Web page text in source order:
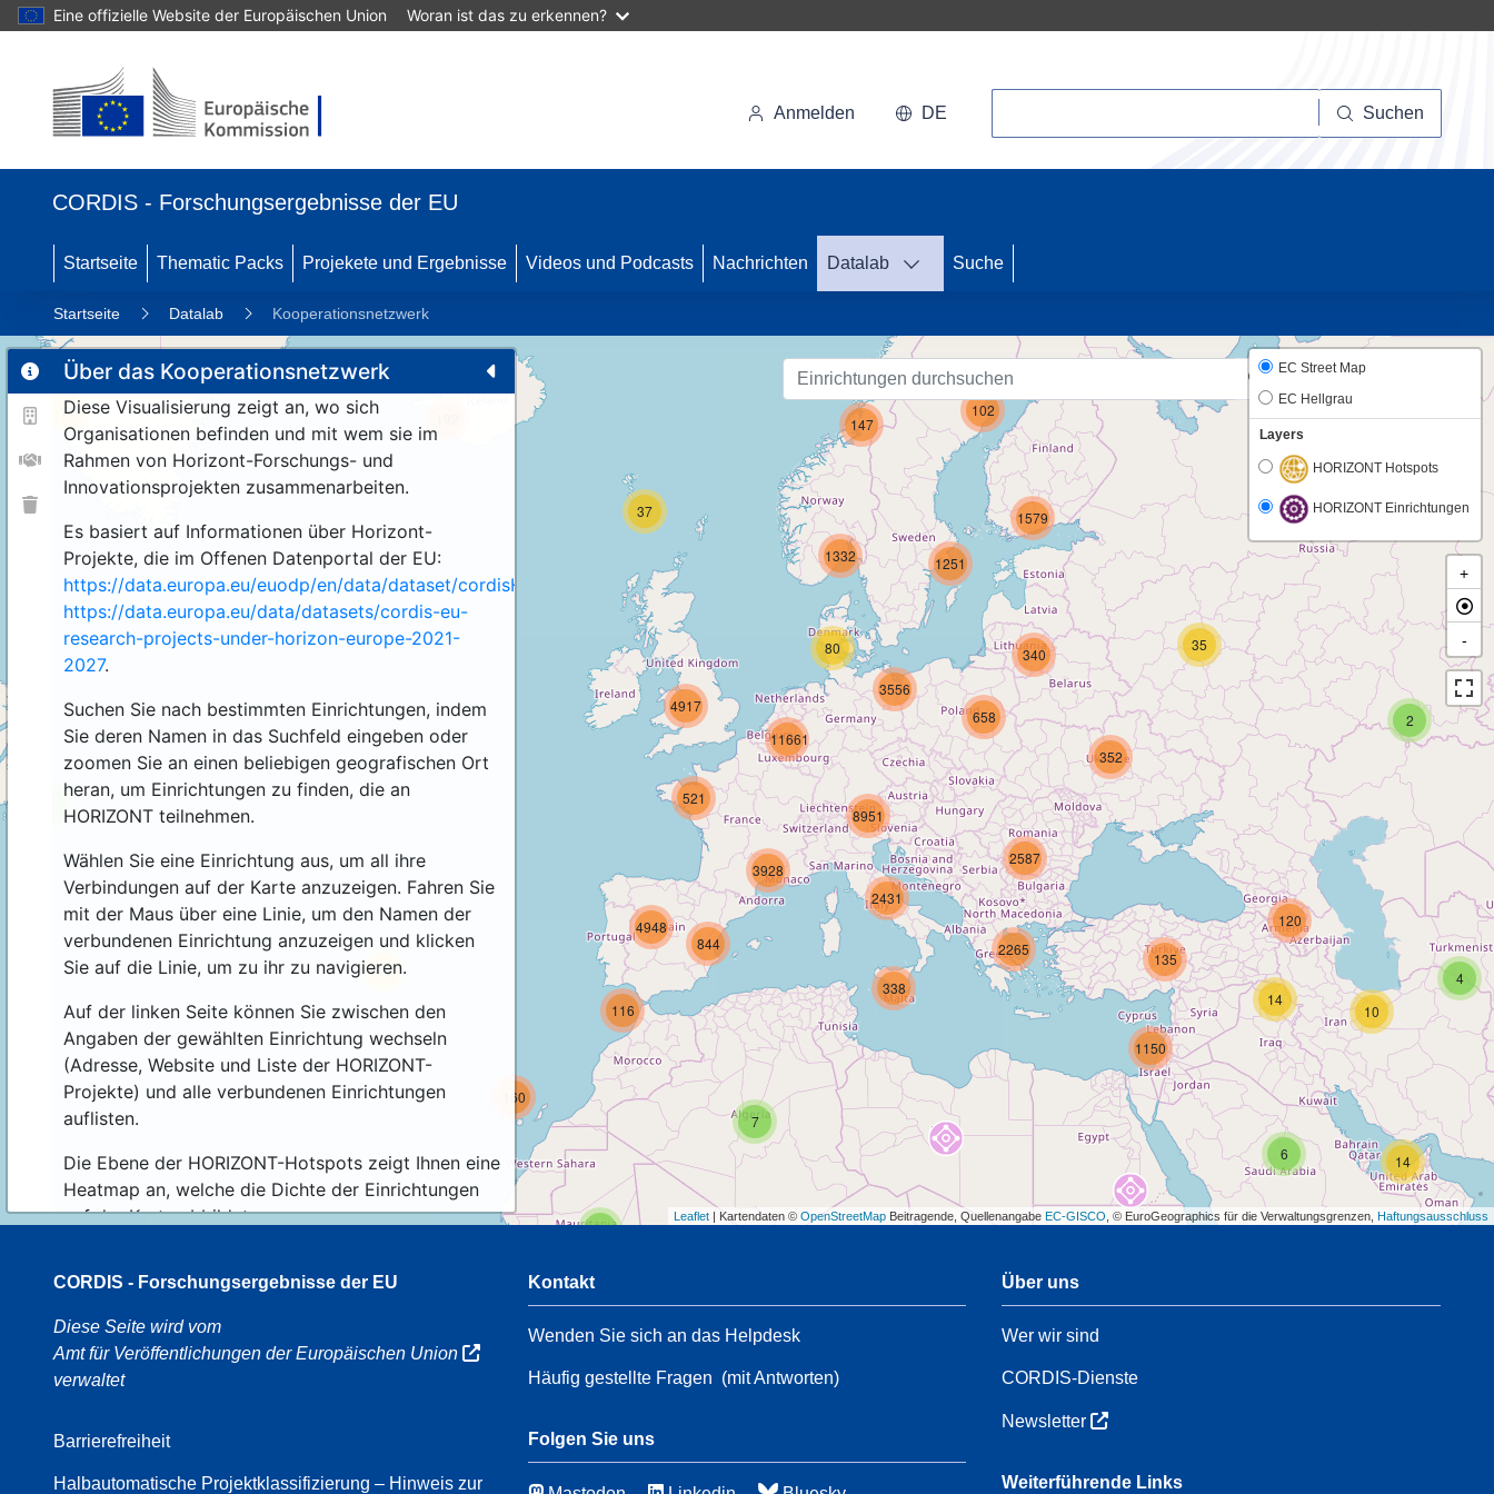
Eine offizielle Website der Europäischen Union Woran ist das zu erkennen?
Anmelden DE Suchen
CORDIS - Forschungsergebnisse der EU
Startseite Thematic Packs Projekete und Ergebnisse Videos und Podcasts Nachrichten Datalab Suche
Startseite Datalab Kooperationsnetzwerk
Über das Kooperationsnetzwerk
Diese Visualisierung zeigt an, wo sich
Organisationen befinden und mit wem sie im
Rahmen von Horizont-Forschungs- und
Innovationsprojekten zusammenarbeiten.
Es basiert auf Informationen über Horizont-
Projekte, die im Offenen Datenportal der EU:
https://data.europa.eu/euodp/en/data/dataset/cordisH2020projects.
https://data.europa.eu/data/datasets/cordis-eu-
research-projects-under-horizon-europe-2021-
2027.
Suchen Sie nach bestimmten Einrichtungen, indem
Sie deren Namen in das Suchfeld eingeben oder
zoomen Sie an einen beliebigen geografischen Ort
heran, um Einrichtungen zu finden, die an
HORIZONT teilnehmen.
Wählen Sie eine Einrichtung aus, um all ihre
Verbindungen auf der Karte anzuzeigen. Fahren Sie
mit der Maus über eine Linie, um den Namen der
verbundenen Einrichtung anzuzeigen und klicken
Sie auf die Linie, um zu ihr zu navigieren.
Auf der linken Seite können Sie zwischen den
Angaben der gewählten Einrichtung wechseln
(Adresse, Website und Liste der HORIZONT-
Projekte) und alle verbundenen Einrichtungen
auflisten.
Die Ebene der HORIZONT-Hotspots zeigt Ihnen eine
Heatmap an, welche die Dichte der Einrichtungen
auf der Karte abbildet.
11
4
2
35
44
5
2
28 61
32
14
10
14
120
6
135
1150
338
7
160
116
352
658
2587
2265
80
37
4917
102
340
147
1332
3556
1579
1251
521
844
4948
11661
3928
2431
8951
EC Street Map
EC Hellgrau
Layers
HORIZONT Hotspots
HORIZONT Einrichtungen
+
-
Leaflet | Kartendaten © OpenStreetMap Beitragende, Quellenangabe EC-GISCO , © EuroGeographics für die Verwaltungsgrenzen, Haftungsausschluss
CORDIS - Forschungsergebnisse der EU
Diese Seite wird vom
Amt für Veröffentlichungen der Europäischen Union
verwaltet
Barrierefreiheit
Halbautomatische Projektklassifizierung – Hinweis zur
Kontakt
Wenden Sie sich an das Helpdesk
Häufig gestellte Fragen (mit Antworten)
Folgen Sie uns
Über uns
Wer wir sind
CORDIS-Dienste
Newsletter
Weiterführende Links